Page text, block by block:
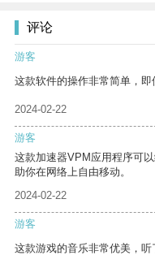
评论
游客
这款软件的操作非常简单，即
2024-02-22
游客
这款加速器VPM应用程序可
助你在网络上自由移动。
2024-02-22
游客
这款游戏的音乐非常优美，听